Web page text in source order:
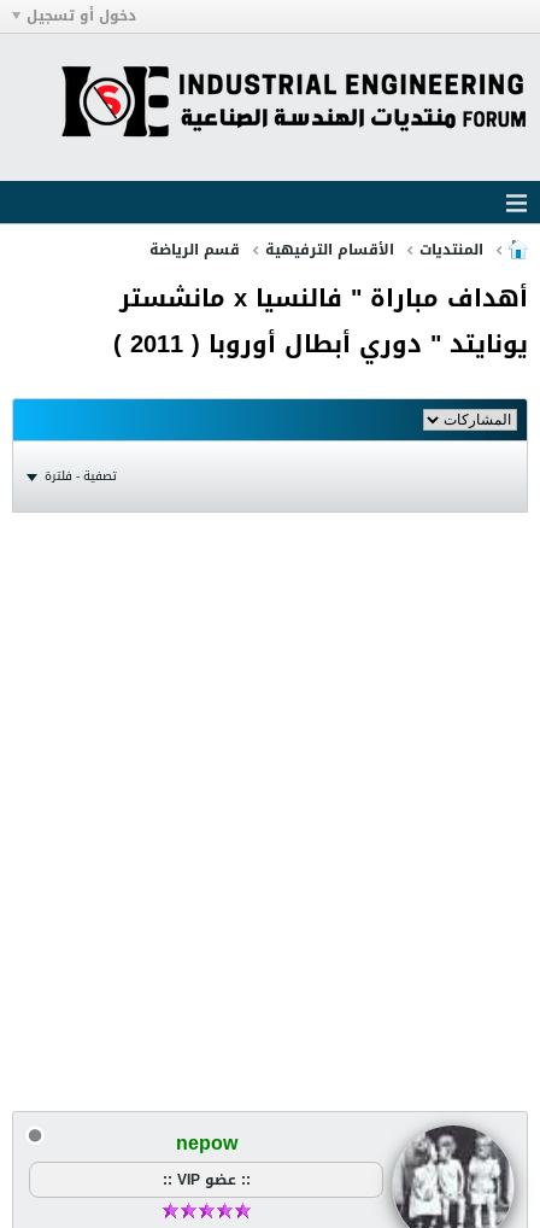
دخول أو تسجيل
المنتديات الأقسام الترفيهية قسم الرياضة
أهداف مباراة " فالنسيا x مانشستر
يونايتد " دوري أبطال أوروبا ( 2011 )
تصفية - فلترة
nepow
:: عضو VIP ::